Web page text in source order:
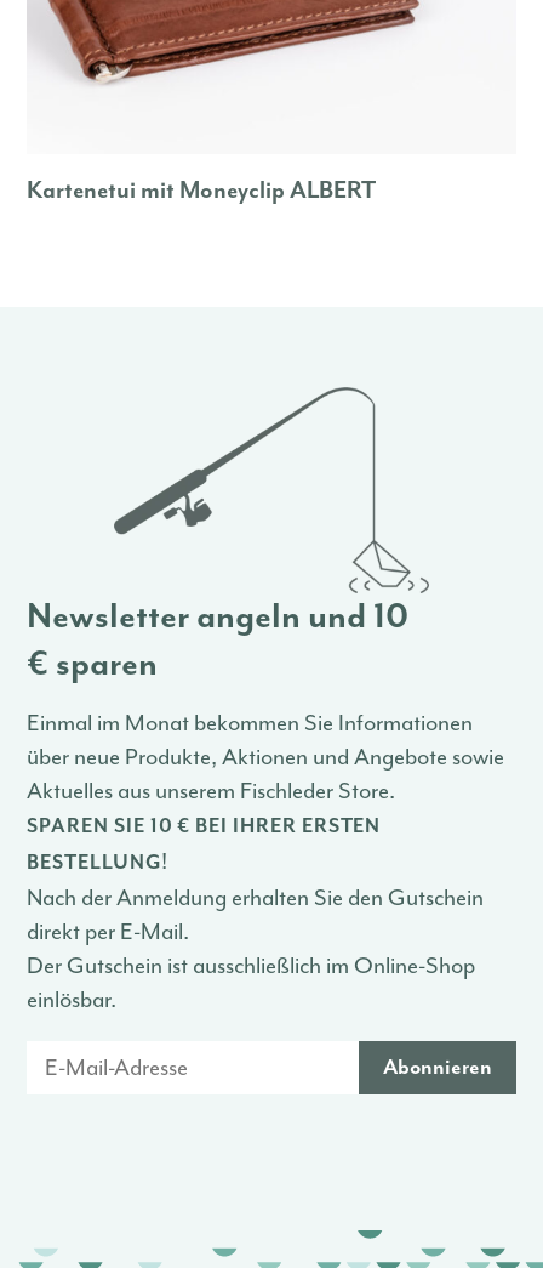
Kartenetui mit Moneyclip ALBERT
Newsletter angeln und 10
€ sparen
Einmal im Monat bekommen Sie Informationen
über neue Produkte, Aktionen und Angebote sowie
Aktuelles aus unserem Fischleder Store.
SPAREN SIE 10 € BEI IHRER ERSTEN
BESTELLUNG!
Nach der Anmeldung erhalten Sie den Gutschein
direkt per E-Mail.
Der Gutschein ist ausschließlich im Online-Shop
einlösbar.